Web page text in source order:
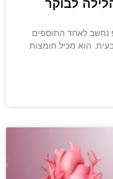
לבוקר
נחשב לאחד התוספים
הוא מכיל חומצות